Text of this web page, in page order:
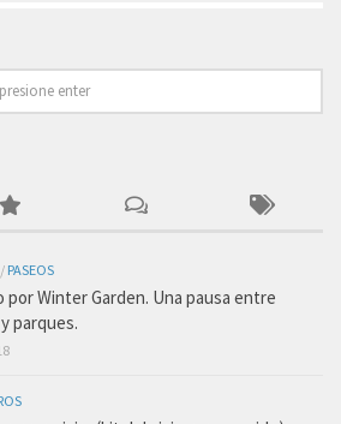
/ PASEOS
por Winter Garden. Una pausa entre
parques.